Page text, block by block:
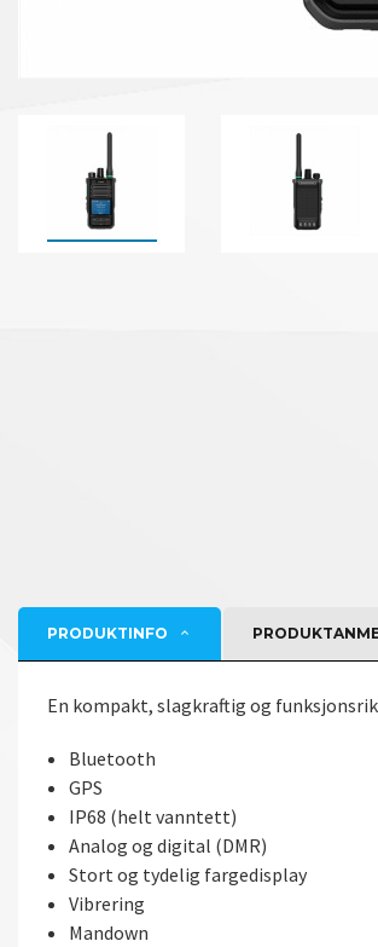
PRODUKTINFO
En kompakt, slagkraftig og
Bluetooth
GPS
IP68 (helt vanntett)
Analog og digital (DMR)
Stort og tydelig fargedisplay
Vibrering
Mandown